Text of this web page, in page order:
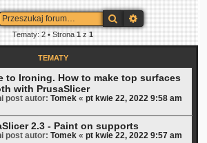
Szukaj
Tematy: 2 • Strona 1z 1
TEMATY
to Ironing. How to make top surfaces
with PrusaSlicer
post autor: Tomek« pt kwie 22, 2022 9:58 am
2.3 - Paint on supports
post autor: Tomek« pt kwie 22, 2022 9:57 am